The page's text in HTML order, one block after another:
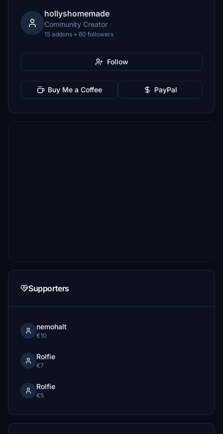
hollyshomemade
Community Creator
15 addons • 60 followers
Follow
Buy Me a Coffee PayPal
Supporters
nemohalt
€10
Rolfie
€7
Rolfie
€5